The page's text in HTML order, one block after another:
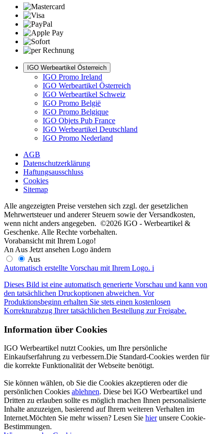
IGO Werbeartikel Österreich
IGO Promo Ireland
IGO Werbeartikel Österreich
IGO Werbeartikel Schweiz
IGO Promo België
IGO Promo Belgique
IGO Objets Pub France
IGO Werbeartikel Deutschland
IGO Promo Nederland
AGB
Datenschutzerklärung
Haftungsausschluss
Cookies
Sitemap
Alle angezeigten Preise verstehen sich zzgl. der gesetzlichen
Mehrwertsteuer und anderer Steuern sowie der Versandkosten,
wenn nicht anders angegeben. ©2026 IGO - Werbeartikel &
Geschenke. Alle Rechte vorbehalten.
Vorabansicht mit Ihrem Logo!
An Aus Jetzt ansehen Logo ändern
Aus
Automatisch erstellte Vorschau mit Ihrem Logo. i
Dieses Bild ist eine automatisch generierte Vorschau und kann von
den tatsächlichen Druckoptionen abweichen. Vor
Produktionsbeginn erhalten Sie stets einen kostenlosen
Korrekturabzug Ihrer tatsächlichen Bestellung zur Freigabe.
Information über Cookies
IGO Werbeartikel nutzt Cookies, um Ihre persönliche
Einkaufserfahrung zu verbessern.Die Standard-Cookies werden für
die korrekte Funktionalität der Webseite benötigt.
Sie können wählen, ob Sie die Cookies akzeptieren oder die
persönlichen Cookies ablehnen. Diese bei IGO Werbeartikel und
Dritten zu erlauben sollte es möglich machen Ihnen personalisierte
Inhalte anzuzeigen, basierend auf Ihrem weiteren Verhalten im
Internet.Möchten Sie mehr wissen? Lesen Sie hierunsere Cookie-
Bestimmungen.